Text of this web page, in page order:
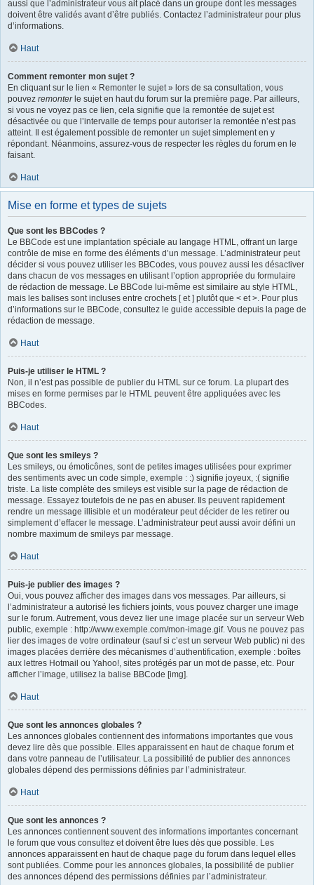
aussi que l’administrateur vous ait placé dans un groupe dont les messages
doivent être validés avant d’être publiés. Contactez l’administrateur pour plus
d’informations.
Haut
Comment remonter mon sujet ?
En cliquant sur le lien « Remonter le sujet » lors de sa consultation, vous
pouvez remonterle sujet en haut du forum sur la première page. Par ailleurs,
si vous ne voyez pas ce lien, cela signifie que la remontée de sujet est
désactivée ou que l’intervalle de temps pour autoriser la remontée n’est pas
atteint. Il est également possible de remonter un sujet simplement en y
répondant. Néanmoins, assurez-vous de respecter les règles du forum en le
faisant.
Haut
Mise en forme et types de sujets
Que sont les BBCodes ?
Le BBCode est une implantation spéciale au langage HTML, offrant un large
contrôle de mise en forme des éléments d’un message. L’administrateur peut
décider si vous pouvez utiliser les BBCodes, vous pouvez aussi les désactiver
dans chacun de vos messages en utilisant l’option appropriée du formulaire
de rédaction de message. Le BBCode lui-même est similaire au style HTML,
mais les balises sont incluses entre crochets [ et ] plutôt que < et >. Pour plus
d’informations sur le BBCode, consultez le guide accessible depuis la page de
rédaction de message.
Haut
Puis-je utiliser le HTML ?
Non, il n’est pas possible de publier du HTML sur ce forum. La plupart des
mises en forme permises par le HTML peuvent être appliquées avec les
BBCodes.
Haut
Que sont les smileys ?
Les smileys, ou émoticônes, sont de petites images utilisées pour exprimer
des sentiments avec un code simple, exemple : :) signifie joyeux, :( signifie
triste. La liste complète des smileys est visible sur la page de rédaction de
message. Essayez toutefois de ne pas en abuser. Ils peuvent rapidement
rendre un message illisible et un modérateur peut décider de les retirer ou
simplement d’effacer le message. L’administrateur peut aussi avoir défini un
nombre maximum de smileys par message.
Haut
Puis-je publier des images ?
Oui, vous pouvez afficher des images dans vos messages. Par ailleurs, si
l’administrateur a autorisé les fichiers joints, vous pouvez charger une image
sur le forum. Autrement, vous devez lier une image placée sur un serveur Web
public, exemple : http://www.exemple.com/mon-image.gif. Vous ne pouvez pas
lier des images de votre ordinateur (sauf si c’est un serveur Web public) ni des
images placées derrière des mécanismes d’authentification, exemple : boîtes
aux lettres Hotmail ou Yahoo!, sites protégés par un mot de passe, etc. Pour
afficher l’image, utilisez la balise BBCode [img].
Haut
Que sont les annonces globales ?
Les annonces globales contiennent des informations importantes que vous
devez lire dès que possible. Elles apparaissent en haut de chaque forum et
dans votre panneau de l’utilisateur. La possibilité de publier des annonces
globales dépend des permissions définies par l’administrateur.
Haut
Que sont les annonces ?
Les annonces contiennent souvent des informations importantes concernant
le forum que vous consultez et doivent être lues dès que possible. Les
annonces apparaissent en haut de chaque page du forum dans lequel elles
sont publiées. Comme pour les annonces globales, la possibilité de publier
des annonces dépend des permissions définies par l’administrateur.